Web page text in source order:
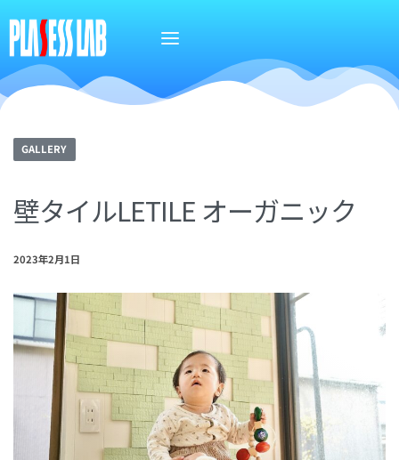
GALLERY
壁タイルLETILE オーガニック
2023年2月1日